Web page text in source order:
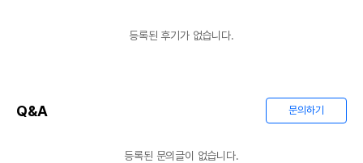
등록된 후기가 없습니다.
Q&A 문의하기
등록된 문의글이 없습니다.